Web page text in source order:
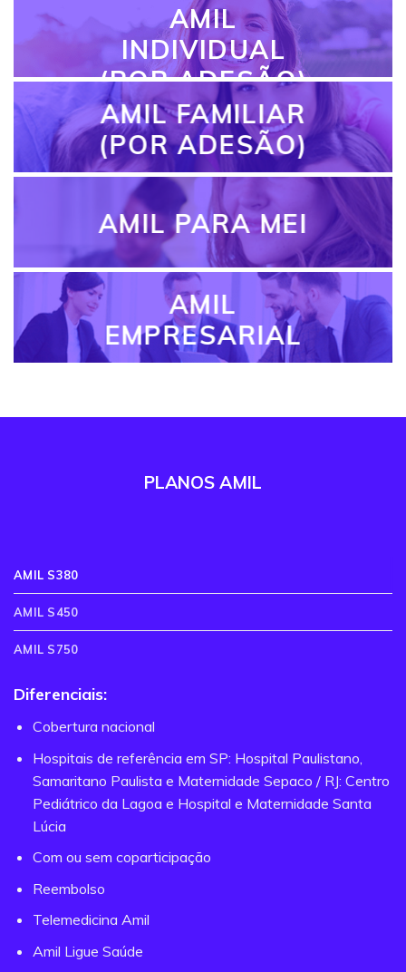
AMIL
INDIVIDUAL
(POR ADESÃO)
AMIL FAMILIAR
(POR ADESÃO)
AMIL PARA MEI
AMIL
EMPRESARIAL
PLANOS AMIL
AMIL S380
AMIL S450
AMIL S750
Diferenciais:
Cobertura nacional
Hospitais de referência em SP: Hospital Paulistano,
Samaritano Paulista e Maternidade Sepaco / RJ: Centro
Pediátrico da Lagoa e Hospital e Maternidade Santa
Lúcia
Com ou sem coparticipação
Reembolso
Telemedicina Amil
Amil Ligue Saúde